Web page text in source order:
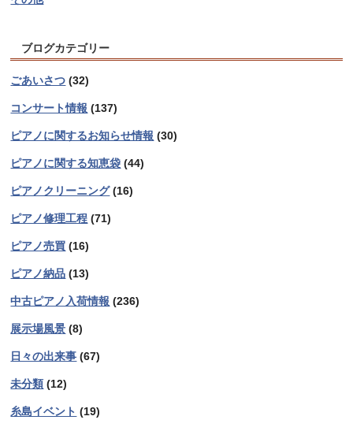
ブログカテゴリー
ごあいさつ (32)
コンサート情報 (137)
ピアノに関するお知らせ情報 (30)
ピアノに関する知恵袋 (44)
ピアノクリーニング(16)
ピアノ修理工程 (71)
ピアノ売買 (16)
ピアノ納品 (13)
中古ピアノ入荷情報 (236)
展示場風景 (8)
日々の出来事 (67)
未分類 (12)
糸島イベント (19)